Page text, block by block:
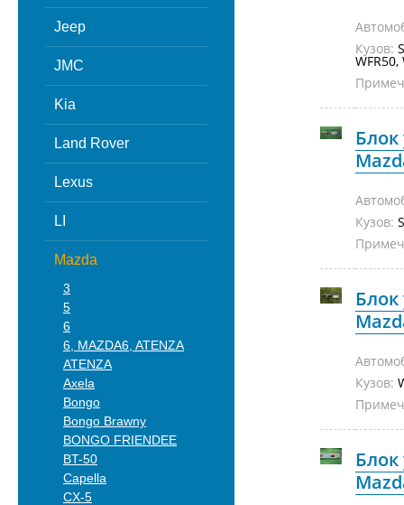
Jeep
JMC
Kia
Land Rover
Lexus
LI
Mazda
3
5
6
6, MAZDA6, ATENZA
ATENZA
Axela
Bongo
Bongo Brawny
BONGO FRIENDEE
BT-50
Capella
CX-5
Кузов:
Кузов:
Кузов: